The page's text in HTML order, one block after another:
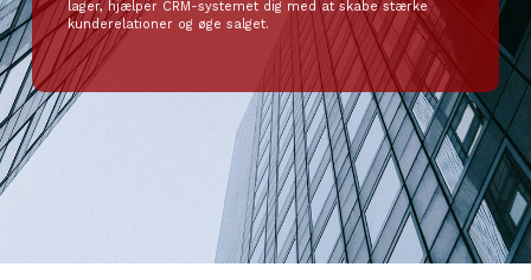
lager, hjælper CRM-systemet dig med at skabe stærke
kunderelationer og øge salget.